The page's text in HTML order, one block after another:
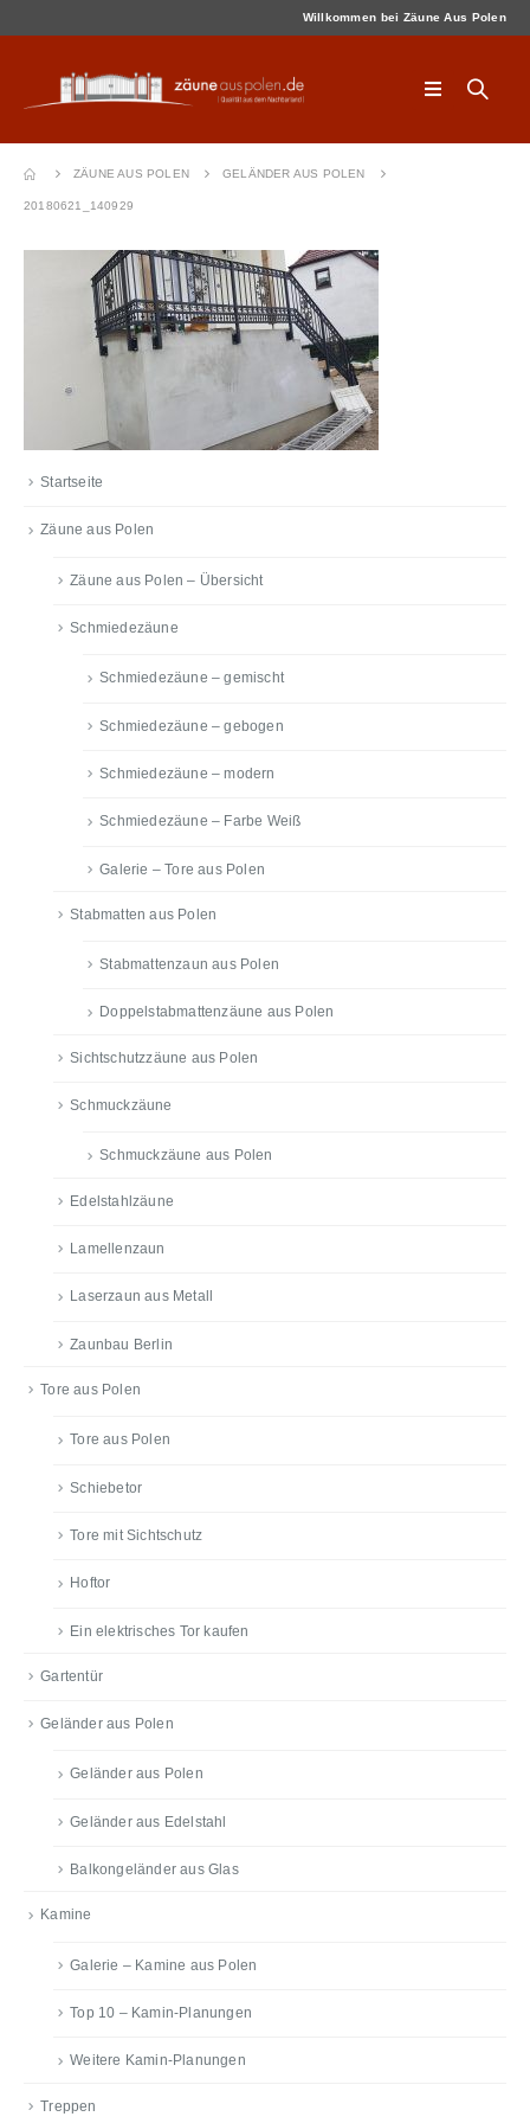
Willkommen bei Zäune Aus Polen
ZÄUNE AUS POLEN GELÄNDER AUS POLEN
20180621_140929
Startseite
Zäune aus Polen
Zäune aus Polen – Übersicht
Schmiedezäune
Schmiedezäune – gemischt
Schmiedezäune – gebogen
Schmiedezäune – modern
Schmiedezäune – Farbe Weiß
Galerie – Tore aus Polen
Stabmatten aus Polen
Stabmattenzaun aus Polen
Doppelstabmattenzäune aus Polen
Sichtschutzzäune aus Polen
Schmuckzäune
Schmuckzäune aus Polen
Edelstahlzäune
Lamellenzaun
Laserzaun aus Metall
Zaunbau Berlin
Tore aus Polen
Tore aus Polen
Schiebetor
Tore mit Sichtschutz
Hoftor
Ein elektrisches Tor kaufen
Gartentür
Geländer aus Polen
Geländer aus Polen
Geländer aus Edelstahl
Balkongeländer aus Glas
Kamine
Galerie – Kamine aus Polen
Top 10 – Kamin-Planungen
Weitere Kamin-Planungen
Treppen